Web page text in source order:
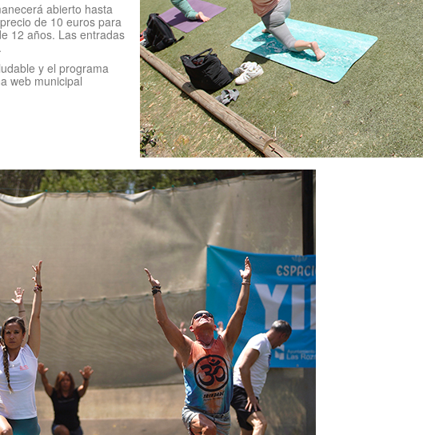
abierto hasta
de 10 euros para
12 años. Las entradas
.
y el programa
web municipal